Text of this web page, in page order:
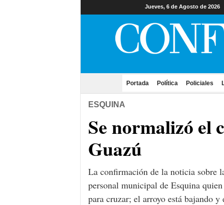
Jueves, 6 de Agosto de 2026
Portada(current)
Política Policiales
ESQUINA
Se normalizó el
Guazú
La confirmación de la noticia sobre
personal municipal de Esquina
para cruzar; el arroyo está bajando